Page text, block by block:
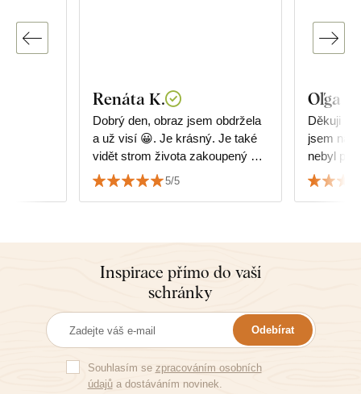
Renáta K.
Dobrý den, obraz jsem obdržela
a už visí 😀. Je krásný. Je také
vidět strom života zakoupený u
Vás. Děkuji
5/5
Oľga I.
Děkuji
jsem
nebyl
Inspirace přímo do vaší
schránky
Odebírat
Souhlasím se zpracováním osobních
údajůa dostáváním novinek.